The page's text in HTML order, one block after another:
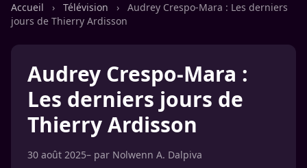
Accueil › Télévision ›
Audrey Crespo-Mara : Les derniers
jours de Thierry Ardisson
Audrey Crespo-Mara :
Les derniers jours de
Thierry Ardisson
30 août 2025– par Nolwenn A. Dalpiva